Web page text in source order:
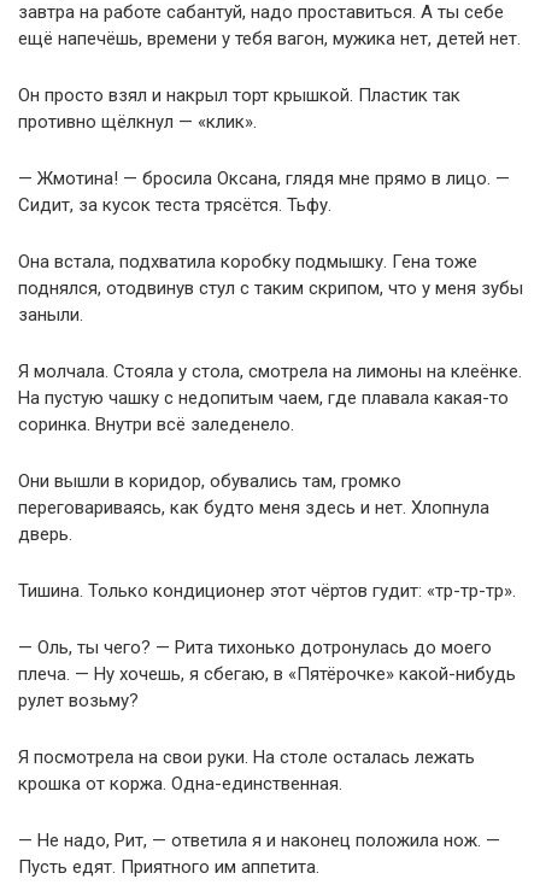
завтра на работе сабантуй, надо проставиться. А ты себе
ещё напечёшь, времени у тебя вагон, мужика нет, детей нет.
Он просто взял и накрыл торт крышкой. Пластик так
противно щёлкнул — «клик».
— Жмотина! — бросила Оксана, глядя мне прямо в лицо. —
Сидит, за кусок теста трясётся. Тьфу.
Она встала, подхватила коробку подмышку. Гена тоже
поднялся, отодвинув стул с таким скрипом, что у меня зубы
заныли.
Я молчала. Стояла у стола, смотрела на лимоны на клеёнке.
На пустую чашку с недопитым чаем, где плавала какая-то
соринка. Внутри всё заледенело.
Они вышли в коридор, обувались там, громко
переговариваясь, как будто меня здесь и нет. Хлопнула
дверь.
Тишина. Только кондиционер этот чёртов гудит: «тр-тр-тр».
— Оль, ты чего? — Рита тихонько дотронулась до моего
плеча. — Ну хочешь, я сбегаю, в «Пятёрочке» какой-нибудь
рулет возьму?
Я посмотрела на свои руки. На столе осталась лежать
крошка от коржа. Одна-единственная.
— Не надо, Рит, — ответила я и наконец положила нож. —
Пусть едят. Приятного им аппетита.